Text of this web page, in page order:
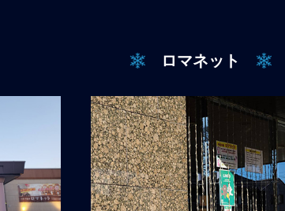
ロマネット